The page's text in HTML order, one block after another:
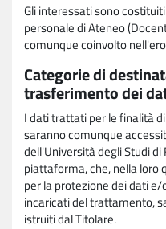
Gli interessati sono
personale di Ateneo
comunque coinvolto
Categorie di
trasferimento dei
I dati trattati per le finalità
saranno comunque
dell'Università degli Studi
piattaforma, che, nella
per la protezione dei dati
incaricati del trattamento,
istruiti dal Titolare.